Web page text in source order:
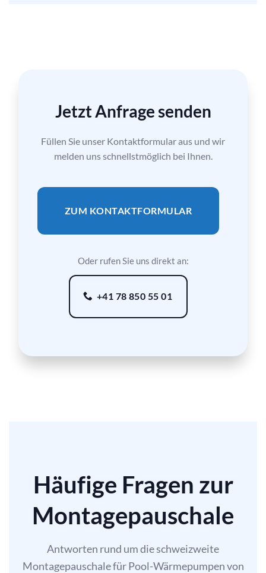
Jetzt Anfrage senden
Füllen Sie unser Kontaktformular aus und wir
melden uns schnellstmöglich bei Ihnen.
ZUM KONTAKTFORMULAR
Oder rufen Sie uns direkt an:
+41 78 850 55 01
Häufige Fragen zur
Montagepauschale
Antworten rund um die schweizweite
Montagepauschale für Pool-Wärmepumpen von